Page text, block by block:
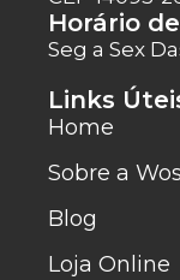
Horário
Seg a Sex
Links
Home
Sobre a
Blog
Loja Online